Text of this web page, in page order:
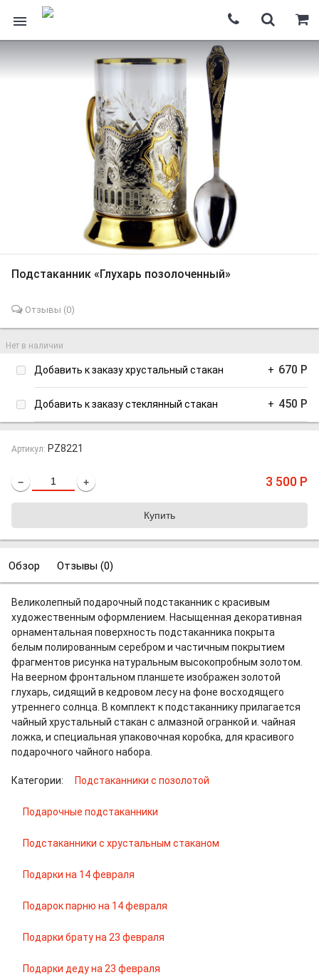
Подстаканник «Глухарь позолоченный»
Отзывы (0)
Нет в наличии
Добавить к заказу хрустальный стакан + 670 Р
Добавить к заказу стеклянный стакан + 450 Р
Артикул: PZ8221
− + 3 500 Р
Обзор Отзывы (0)
Великолепный подарочный подстаканник с красивым
художественным оформлением. Насыщенная декоративная
орнаментальная поверхность подстаканника покрыта
белым полированным серебром и частичным покрытием
фрагментов рисунка натуральным высокопробным золотом.
На веерном фронтальном планшете изображен золотой
глухарь, сидящий в кедровом лесу на фоне восходящего
утреннего солнца. В комплект к подстаканнику прилагается
чайный хрустальный стакан с алмазной огранкой и. чайная
ложка, и специальная упаковочная коробка, для красивого
подарочного чайного набора.
Категории: Подстаканники с позолотой
Подарочные подстаканники
Подстаканники с хрустальным стаканом
Подарки на 14 февраля
Подарок парню на 14 февраля
Подарки брату на 23 февраля
Подарки деду на 23 февраля